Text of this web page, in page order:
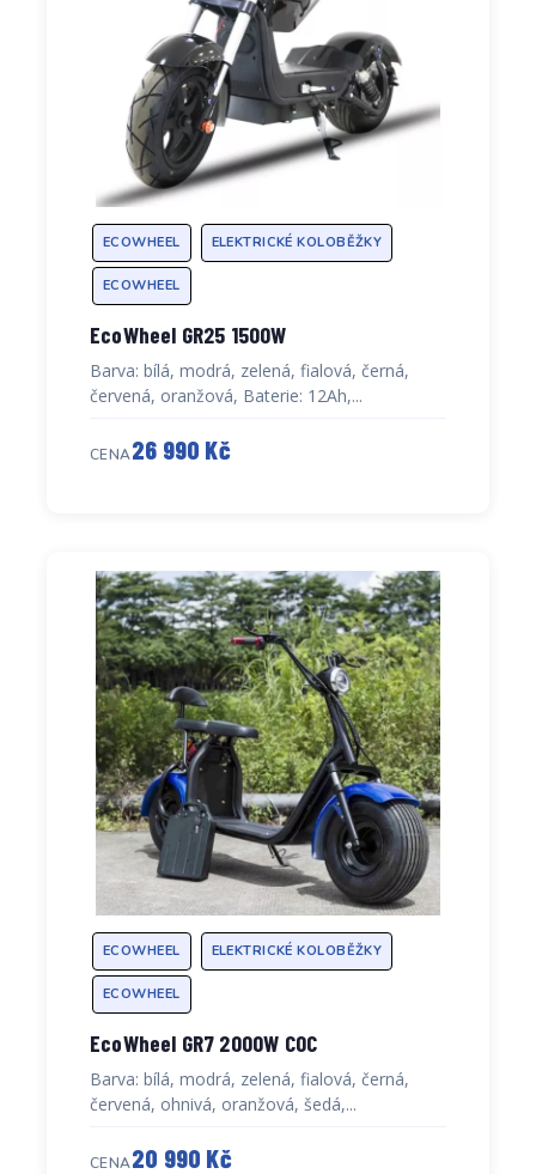
ECOWHEEL ELEKTRICKÉ KOLOBĚŽKY
ECOWHEEL
EcoWheel GR25 1500W
Barva: bílá, modrá, zelená, fialová, černá,
červená, oranžová, Baterie: 12Ah,...
CENA26 990 Kč
ECOWHEEL ELEKTRICKÉ KOLOBĚŽKY
ECOWHEEL
EcoWheel GR7 2000W COC
Barva: bílá, modrá, zelená, fialová, černá,
červená, ohnivá, oranžová, šedá,...
CENA20 990 Kč